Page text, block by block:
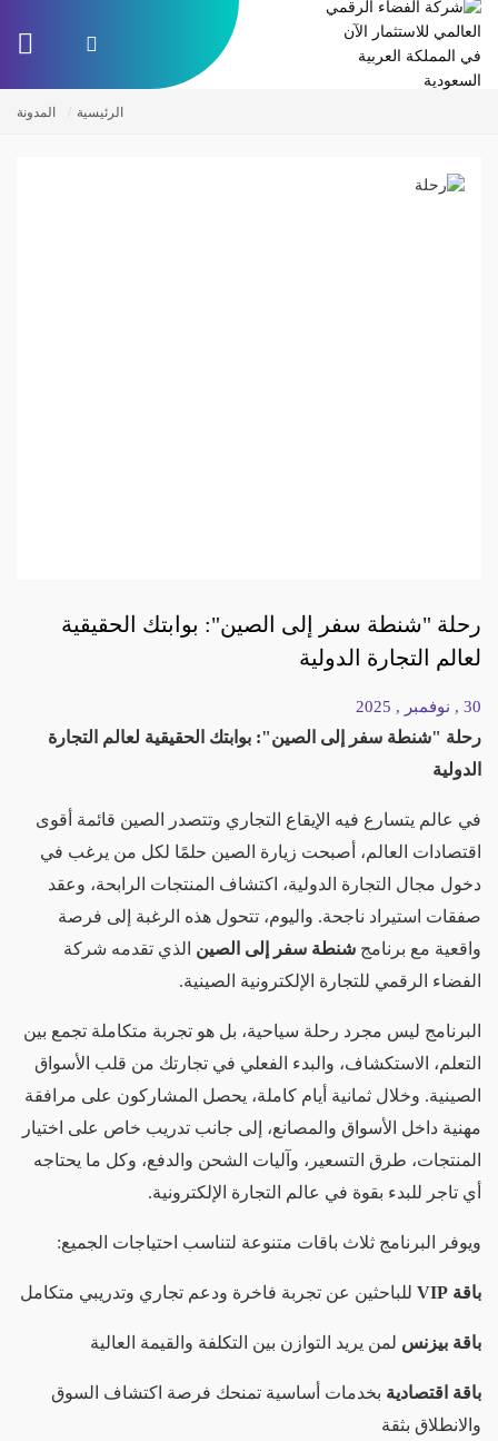
الرئيسية المدونة
رحلة "شنطة سفر إلى الصين": بوابتك الحقيقية
لعالم التجارة الدولية
30 , نوفمبر , 2025
رحلة "شنطة سفر إلى الصين": بوابتك الحقيقية لعالم التجارة
الدولية
في عالم يتسارع فيه الإيقاع التجاري وتتصدر الصين قائمة أقوى
اقتصادات العالم، أصبحت زيارة الصين حلمًا لكل من يرغب في
دخول مجال التجارة الدولية، اكتشاف المنتجات الرابحة، وعقد
صفقات استيراد ناجحة. واليوم، تتحول هذه الرغبة إلى فرصة
واقعية مع برنامج شنطة سفر إلى الصين الذي تقدمه شركة
الفضاء الرقمي للتجارة الإلكترونية الصينية.
البرنامج ليس مجرد رحلة سياحية، بل هو تجربة متكاملة تجمع بين
التعلم، الاستكشاف، والبدء الفعلي في تجارتك من قلب الأسواق
الصينية. وخلال ثمانية أيام كاملة، يحصل المشاركون على مرافقة
مهنية داخل الأسواق والمصانع، إلى جانب تدريب خاص على اختيار
المنتجات، طرق التسعير، وآليات الشحن والدفع، وكل ما يحتاجه
أي تاجر للبدء بقوة في عالم التجارة الإلكترونية.
ويوفر البرنامج ثلاث باقات متنوعة لتناسب احتياجات الجميع:
باقة VIP للباحثين عن تجربة فاخرة ودعم تجاري وتدريبي متكامل
باقة بيزنس لمن يريد التوازن بين التكلفة والقيمة العالية
باقة اقتصادية بخدمات أساسية تمنحك فرصة اكتشاف السوق
والانطلاق بثقة